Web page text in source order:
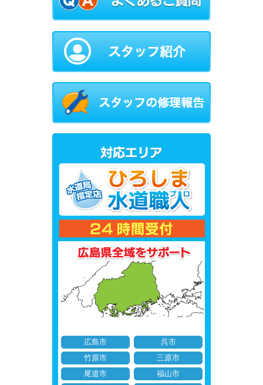
広島市
呉市
竹原市
三原市
尾道市
福山市